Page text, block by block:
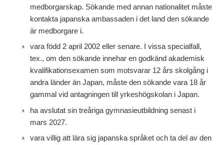
medborgarskap. Sökande med annan nationalitet måste
kontakta japanska ambassaden i det land den sökande
är medborgare i.
vara född 2 april 2002 eller senare. I vissa specialfall,
tex., om den sökande innehar en godkänd akademisk
kvalifikationsexamen som motsvarar 12 års skolgång i
andra länder än Japan, måste den sökande vara 18 år
gammal vid antagningen till yrkeshögskolan i Japan.
ha avslutat sin treåriga gymnasieutbildning senast i
mars 2027.
vara villig att lära sig japanska språket och ta del av den